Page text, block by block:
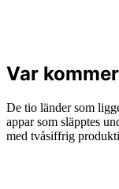
Var
De tio länder som
appar som släpptes
med tvåsiffrig